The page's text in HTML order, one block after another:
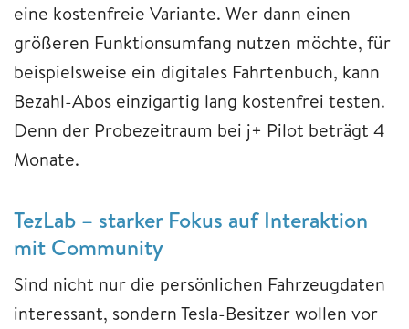
eine kostenfreie Variante. Wer dann einen
größeren Funktionsumfang nutzen möchte, für
beispielsweise ein digitales Fahrtenbuch, kann
Bezahl-Abos einzigartig lang kostenfrei testen.
Denn der Probezeitraum bei j+ Pilot beträgt 4
Monate.
TezLab – starker Fokus auf Interaktion
mit Community
Sind nicht nur die persönlichen Fahrzeugdaten
interessant, sondern Tesla-Besitzer wollen vor